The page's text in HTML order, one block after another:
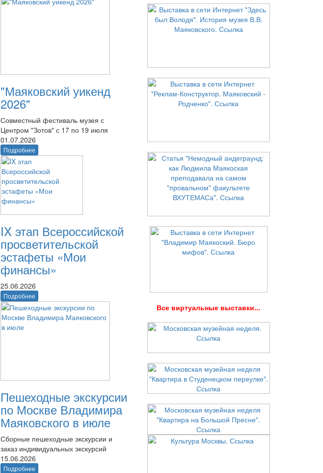
"Маяковский уикенд
2026"
Совместный фестиваль музея с
Центром "Зотов" с 17 по 19 июля
01.07.2026
Подробнее
IX этап Всероссийской
просветительской
эстафеты «Мои
финансы»
25.06.2026
Подробнее
Пешеходные экскурсии
по Москве Владимира
Маяковского в июле
Сборные пешеходные экскурсии и
заказ индивидуальных экскурсий
15.06.2026
Подробнее
Все виртуальные выставки...